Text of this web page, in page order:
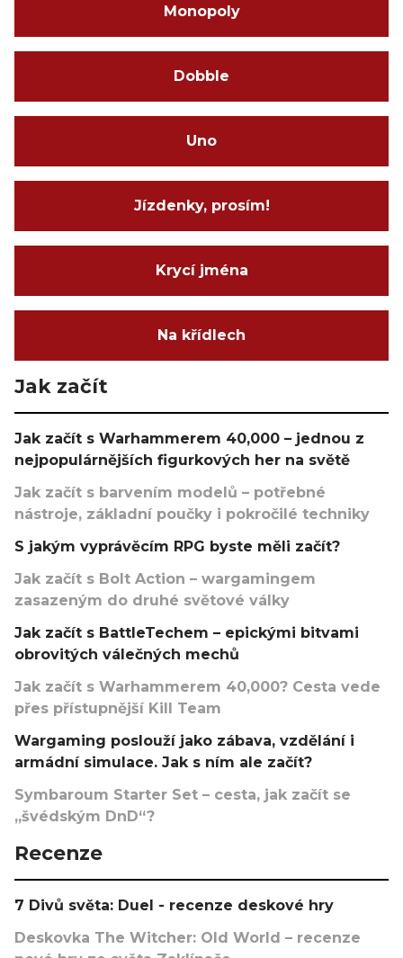
Monopoly
Dobble
Uno
Jízdenky, prosím!
Krycí jména
Na křídlech
Jak začít
Jak začít s Warhammerem 40,000 – jednou z
nejpopulárnějších figurkových her na světě
Jak začít s barvením modelů – potřebné
nástroje, základní poučky i pokročilé techniky
S jakým vyprávěcím RPG byste měli začít?
Jak začít s Bolt Action – wargamingem
zasazeným do druhé světové války
Jak začít s BattleTechem – epickými bitvami
obrovitých válečných mechů
Jak začít s Warhammerem 40,000? Cesta vede
přes přístupnější Kill Team
Wargaming poslouží jako zábava, vzdělání i
armádní simulace. Jak s ním ale začít?
Symbaroum Starter Set – cesta, jak začít se
„švédským DnD“?
Recenze
7 Divů světa: Duel - recenze deskové hry
Deskovka The Witcher: Old World – recenze